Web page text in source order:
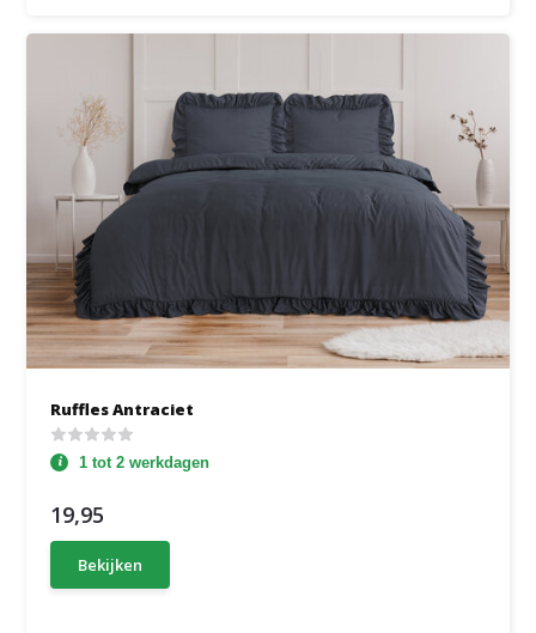
Ruffles Antraciet
1 tot 2 werkdagen
19,95
Bekijken